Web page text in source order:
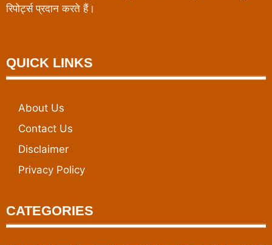
रिपोर्ट्स प्रदान करते हैं।
QUICK LINKS
About Us
Contact Us
Disclaimer
Privacy Policy
CATEGORIES